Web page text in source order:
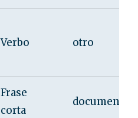
Verbo otro
Frase
corta